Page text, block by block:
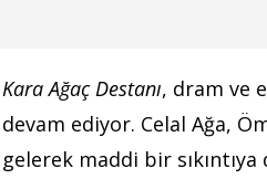
Kara Ağaç Destanı, dram ve
devam ediyor. Celal Ağa,
gelerek maddi bir